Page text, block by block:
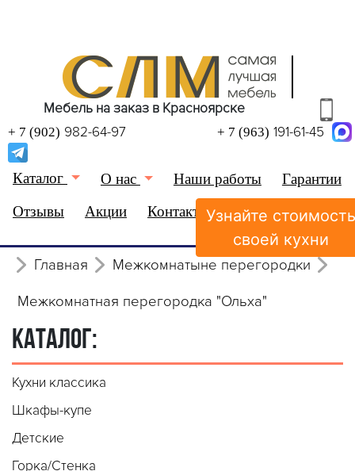
Узнайте стоимость
своей кухни
Мебель на заказ в Красноярске
+ 7 (902) 982-64-97 + 7 (963) 191-61-45
Каталог О нас Наши работы
Гарантии
Отзывы
Акции Контакты Избранное (0)
Главная
Межкомнатыне перегородки
Межкомнатная перегородка "Ольха"
КАТАЛОГ:
Кухни классика
Шкафы-купе
Детские
Горка/Стенка